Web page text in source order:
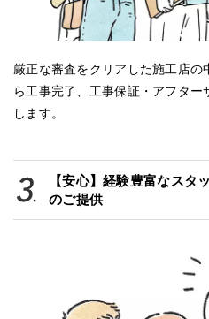
厳正な審査をクリアした施工店
ら工事完了、工事保証・アフター
します。
【安心】経験豊富なスタ
のご提供